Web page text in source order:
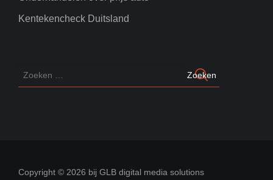
Kentekencheck Duitsland
Copyright © 2026 bij GLB digital media solutions